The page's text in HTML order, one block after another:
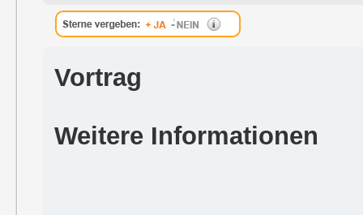
Vortrag
Weitere Informationen